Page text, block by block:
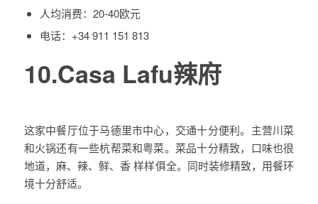
人均消费： 20-40欧元
电话： +34 911 151 813
10.Casa Lafu辣府
这家中餐厅位于马德里市中心，交通十分便利。主营川菜
和火锅还有一些杭帮菜和粤菜。菜品十分精致，口味也很
地道，麻、辣、鲜、香 样样俱全。同时装修精致，用餐环
境十分舒适。